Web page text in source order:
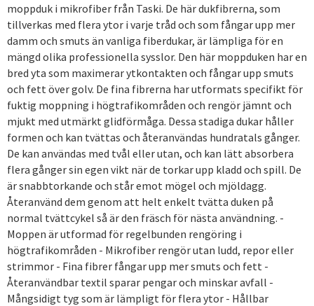
moppduk i mikrofiber från Taski. De här dukfibrerna, som
tillverkas med flera ytor i varje tråd och som fångar upp mer
damm och smuts än vanliga fiberdukar, är lämpliga för en
mängd olika professionella sysslor. Den här moppduken har en
bred yta som maximerar ytkontakten och fångar upp smuts
och fett över golv. De fina fibrerna har utformats specifikt för
fuktig moppning i högtrafikområden och rengör jämnt och
mjukt med utmärkt glidförmåga. Dessa stadiga dukar håller
formen och kan tvättas och återanvändas hundratals gånger.
De kan användas med tvål eller utan, och kan lätt absorbera
flera gånger sin egen vikt när de torkar upp kladd och spill. De
är snabbtorkande och står emot mögel och mjöldagg.
Återanvänd dem genom att helt enkelt tvätta duken på
normal tvättcykel så är den fräsch för nästa användning. -
Moppen är utformad för regelbunden rengöring i
högtrafikområden - Mikrofiber rengör utan ludd, repor eller
strimmor - Fina fibrer fångar upp mer smuts och fett -
Återanvändbar textil sparar pengar och minskar avfall -
Mångsidigt tyg som är lämpligt för flera ytor - Hållbar